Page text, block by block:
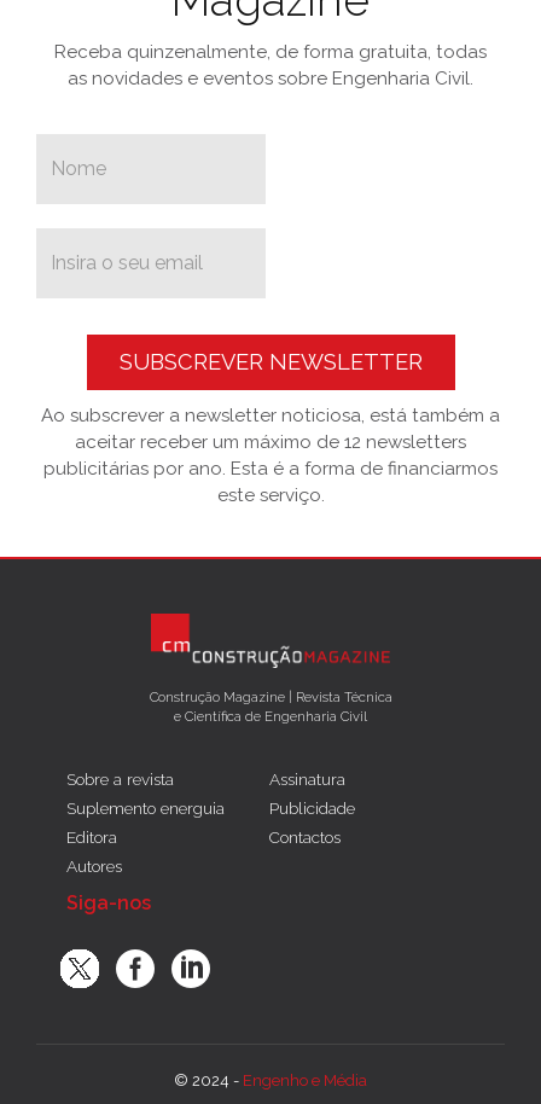
Receba quinzenalmente, de forma gratuita, todas
as novidades e eventos sobre Engenharia Civil.
SUBSCREVER NEWSLETTER
Ao subscrever a newsletter noticiosa, está também a
aceitar receber um máximo de 12 newsletters
publicitárias por ano. Esta é a forma de financiarmos
este serviço.
Construção Magazine | Revista Técnica
e Científica de Engenharia Civil
Sobre a revista
Suplemento energuia
Editora
Autores
Assinatura
Publicidade
Contactos
Siga-nos
© 2024 - Engenho e Média